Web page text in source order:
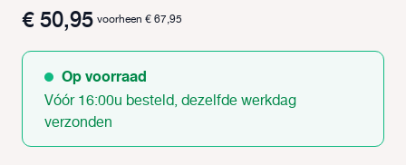
€ 50,95 voorheen € 67,95
Op voorraad
Vóór 16:00u besteld, dezelfde werkdag
verzonden